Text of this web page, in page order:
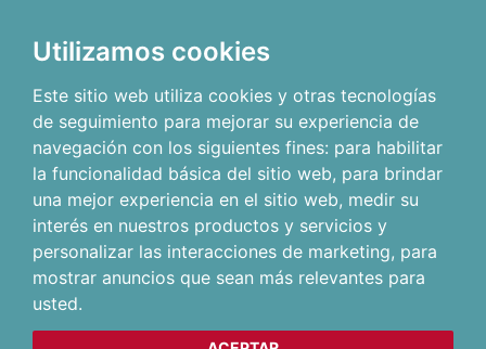
Utilizamos cookies
Este sitio web utiliza cookies y otras tecnologías
de seguimiento para mejorar su experiencia de
navegación con los siguientes fines: para habilitar
la funcionalidad básica del sitio web, para brindar
una mejor experiencia en el sitio web, medir su
interés en nuestros productos y servicios y
personalizar las interacciones de marketing, para
mostrar anuncios que sean más relevantes para
usted.